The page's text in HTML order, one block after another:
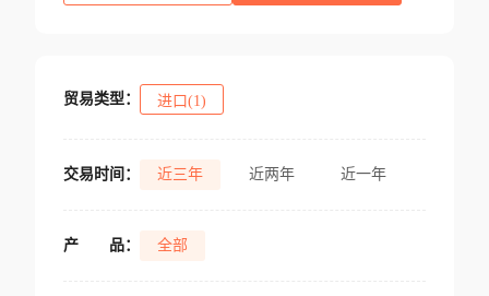
贸易类型： 进口(1)
交易时间： 近三年 近两年 近一年
产 品： 全部